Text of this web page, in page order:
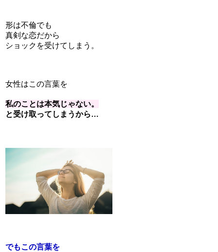
形は不倫でも
真剣な恋だから
ショックを受けてしまう。
女性はこの言葉を
私のことは本気じゃない。
と受け取ってしまうから…
でもこの言葉を